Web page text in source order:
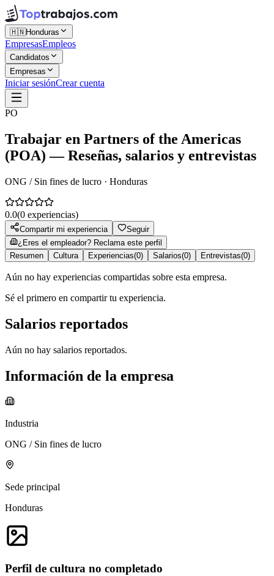
🇭🇳Honduras
EmpresasEmpleos
Candidatos
Empresas
Iniciar sesiónCrear cuenta
PO
Trabajar en Partners of the Americas
(POA) — Reseñas, salarios y entrevistas
ONG / Sin fines de lucro · Honduras
0.0(0 experiencias)
Compartir mi experiencia
Seguir
¿Eres el empleador? Reclama este perfil
Resumen
Cultura Experiencias(0) Salarios(0) Entrevistas(0)
Aún no hay experiencias compartidas sobre esta empresa.
Sé el primero en compartir tu experiencia.
Salarios reportados
Aún no hay salarios reportados.
Información de la empresa
Industria
ONG / Sin fines de lucro
Sede principal
Honduras
Perfil de cultura no completado